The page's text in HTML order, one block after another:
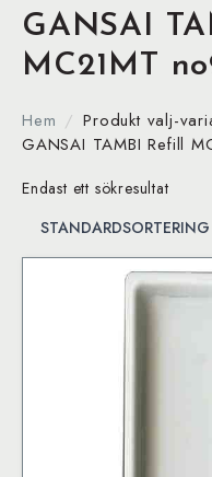
GANSAI
MC21MT
Hem
Produkt valj-
GANSAI TAMBI Refill
Endast ett sökresultat